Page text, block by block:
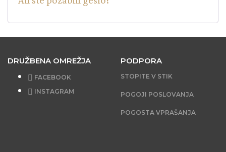
PODPORA
STOPITE V STIK
POGOJI POSLOVANJA
POGOSTA VPRAŠANJA
DRUŽBENA OMREŽJA
FACEBOOK
INSTAGRAM